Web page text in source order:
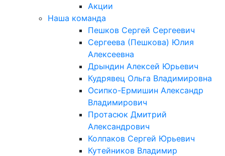
Акции
Наша команда
Пешков Сергей Сергеевич
Сергеева (Пешкова) Юлия
Алексеевна
Дрындин Алексей Юрьевич
Кудрявец Ольга Владимировна
Осипко-Ермишин Александр
Владимирович
Протасюк Дмитрий
Александрович
Колпаков Сергей Юрьевич
Кутейников Владимир